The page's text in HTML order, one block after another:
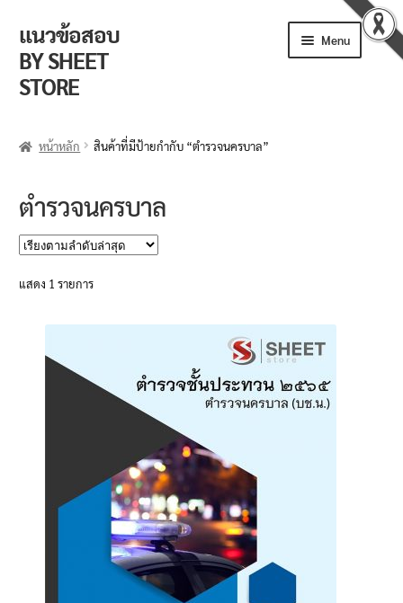
Skip
to
navigation
Skip
to
content
แนวข้อสอบ
BY SHEET
STORE
Menu
วิธีการสั่งซื้อ
แจ้งชำระเงิน
ข่าวเปิดสอบงานราชการ
นโยบายคืนสินค้าและการจัดส่ง​
คำถามที่พบบ่อย
หน้าหลัก สินค้าที่มีป้ายกำกับ “ตำรวจนครบาล”
ตำรวจนครบาล
แสดง 1 รายการ